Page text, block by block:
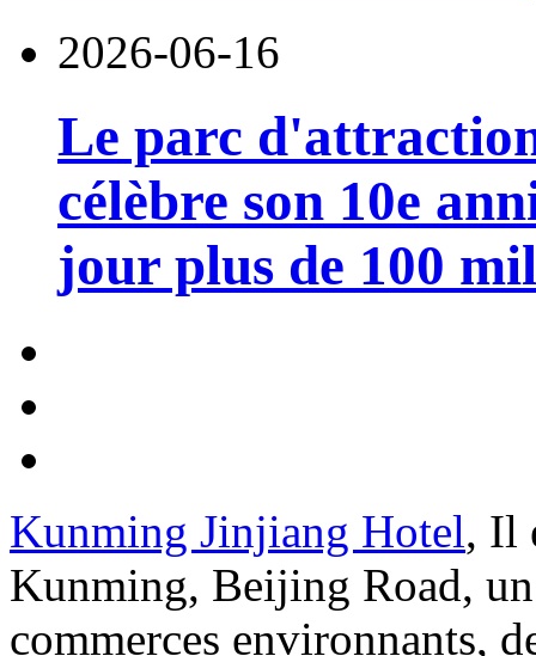
2026-06-16
Le parc
célèbre son 10e
jour plus de 100
Kunming Jinjiang Hotel, Il
Kunming, Beijing Road,
commerces environnants,